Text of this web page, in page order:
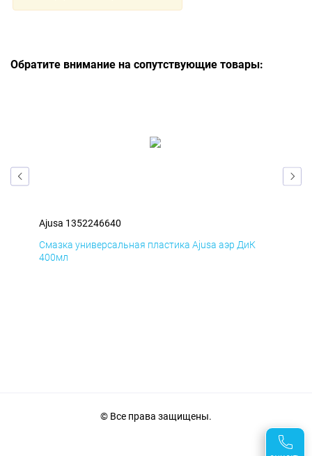
Обратите внимание на сопутствующие товары:
Ajusa 1352246640
Смазка универсальная пластика Ajusa аэр ДиК
400мл
© Все права защищены.